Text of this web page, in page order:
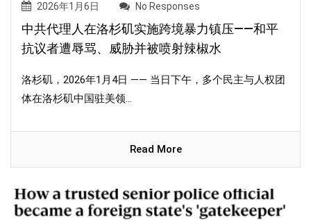
2026年1月6日 No Responses
中共代理人在洛杉矶实施跨境暴力镇压——和平
抗议者遭辱骂、威胁并被喷射辣椒水
洛杉矶，2026年1月4日 —— 当日下午，多个民主与人权团
体在洛杉矶中国驻美领...
Read More